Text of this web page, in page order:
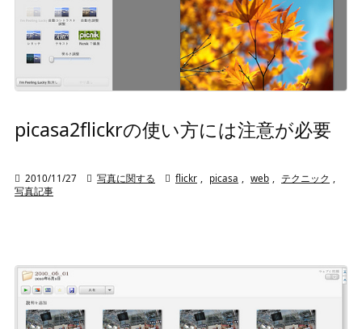
picasa2flickrの使い方には注意が必要
 2010/11/27  写真に関する  flickr , picasa , web , テクニック ,
写真記事